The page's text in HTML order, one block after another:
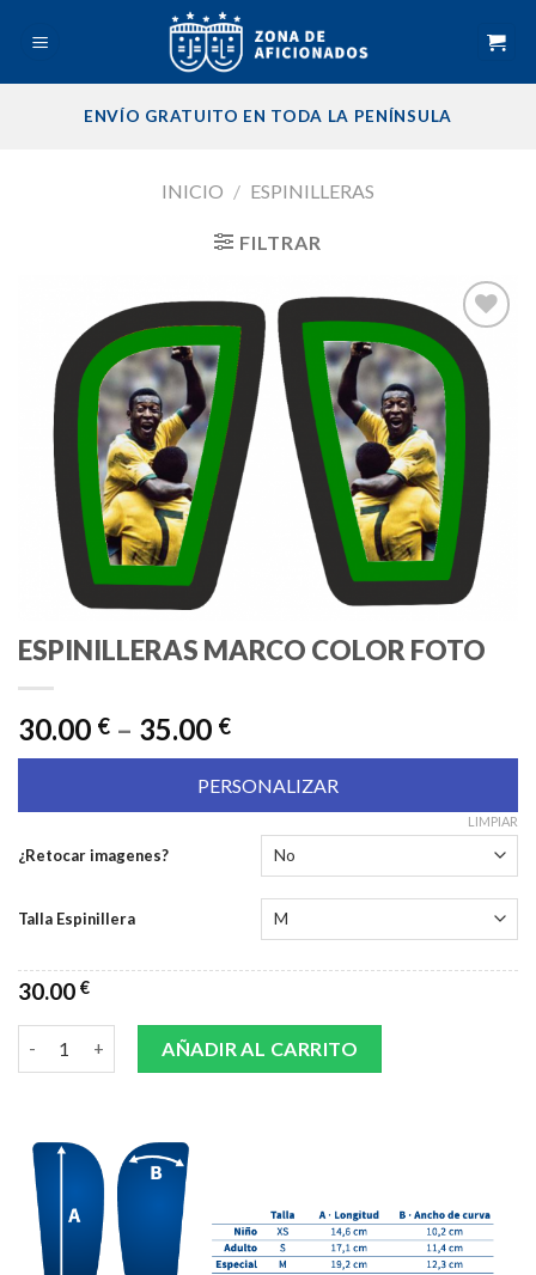
ENVÍO GRATUITO EN TODA LA PENÍNSULA
INICIO / ESPINILLERAS
FILTRAR
Añadir
a la
lista de
deseos
ESPINILLERAS MARCO COLOR FOTO
30.00 € – 35.00 €
PERSONALIZAR
¿Retocar imagenes?
Talla Espinillera
LIMPIAR
30.00 €
ESPINILLERAS MARCO COLOR FOTO cantidad
AÑADIR AL CARRITO